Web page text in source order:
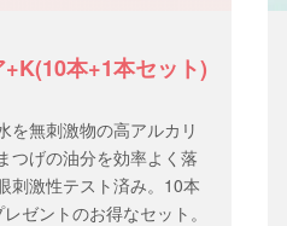
本+1本セット)
を無刺激物の高アルカリ
つげの油分を効率よく落
刺激性テスト済み。10本
ゼントのお得なセット。